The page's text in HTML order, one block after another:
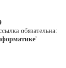
обязательна:
'